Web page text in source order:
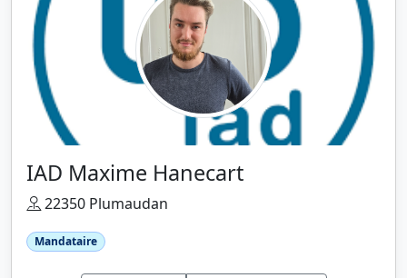
IAD Maxime Hanecart
22350 Plumaudan
Mandataire